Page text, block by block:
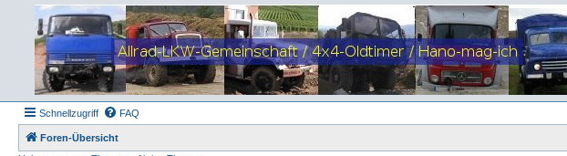
Schnellzugriff FAQ
Foren-Übersicht